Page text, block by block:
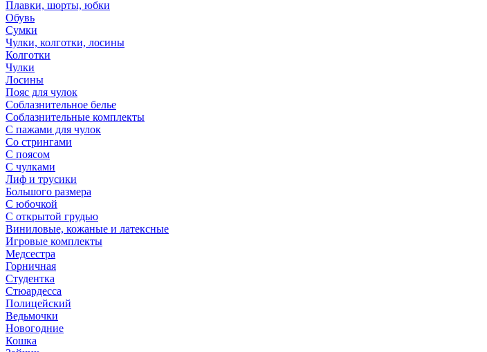
Плавки, шорты, юбки
Обувь
Сумки
Чулки, колготки, лосины
Колготки
Чулки
Лосины
Пояс для чулок
Соблазнительное белье
Соблазнительные комплекты
С пажами для чулок
Со стрингами
С поясом
С чулками
Лиф и трусики
Большого размера
С юбочкой
С открытой грудью
Виниловые, кожаные и латексные
Игровые комплекты
Медсестра
Горничная
Студентка
Стюардесса
Полицейский
Ведьмочки
Новогодние
Кошка